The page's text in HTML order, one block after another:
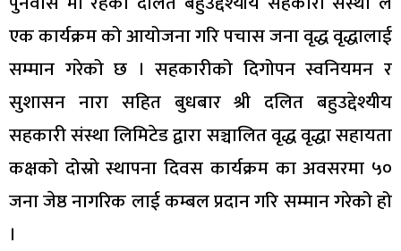
एक कार्यक्रम को आयोजना गरि पचास जना वृद्ध वृद्धालाई
सम्मान गरेको छ । सहकारीको दिगोपन स्वनियमन र
सुशासन नारा सहित बुधबार श्री दलित बहुउद्देश्यीय
सहकारी संस्था लिमिटेड द्वारा सञ्चालित वृद्ध वृद्धा सहायता
कक्षको दोस्रो स्थापना दिवस कार्यक्रम का अवसरमा ५०
जना जेष्ठ नागरिक लाई कम्बल प्रदान गरि सम्मान गरेको हो
।